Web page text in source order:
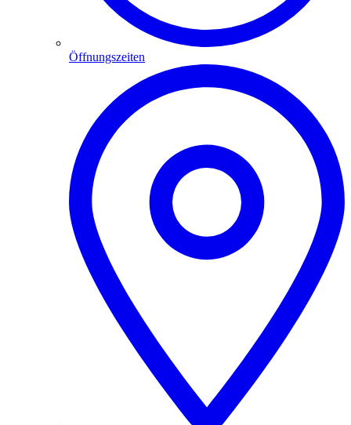
Öffnungszeiten